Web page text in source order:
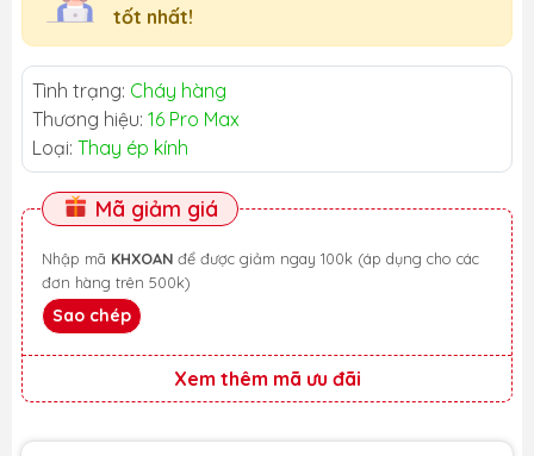
tốt nhất!
Tình trạng: Cháy hàng
Thương hiệu: 16 Pro Max
Loại: Thay ép kính
Mã giảm giá
Nhập mã KHXOAN
đơn hàng trên 500k)
Sao chép
Xem thêm mã ưu đãi